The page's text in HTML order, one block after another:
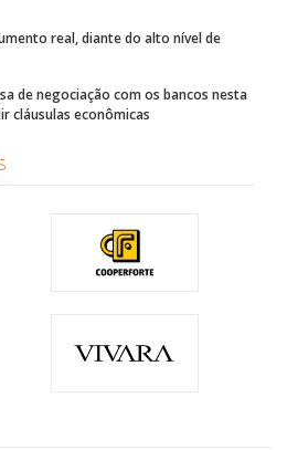
real, diante do alto nível de
de negociação com os bancos nesta
cláusulas econômicas